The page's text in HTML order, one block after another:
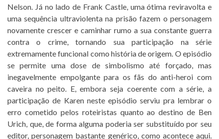
Nelson. Já no lado de Frank Castle, uma ótima reviravolta e
uma sequência ultraviolenta na prisão fazem o personagem
novamente crescer e caminhar rumo a sua constante guerra
contra o crime, tornando sua participação na série
extremamente funcional como história de origem. O episódio
se permite uma dose de simbolismo até forçado, mas
inegavelmente empolgante para os fãs do anti-heroi com
caveira no peito. E, embora seja coerente com a série, a
participação de Karen neste episódio serviu pra lembrar o
erro cometido pelos roteiristas quanto ao destino de Ben
Urich, que, de forma alguma poderia ser substituído por seu
editor, personagem bastante genérico, como acontece aqui.